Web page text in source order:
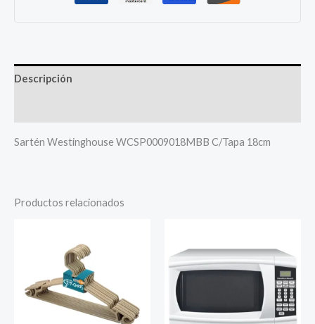
Descripción
Sartén Westinghouse WCSP0009018MBB C/Tapa 18cm
Productos relacionados